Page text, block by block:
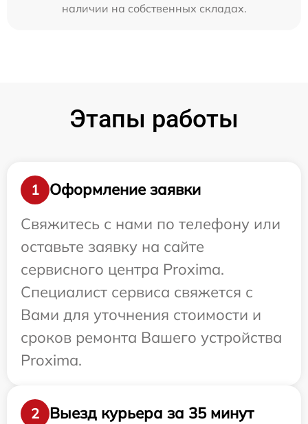
наличии на собственных складах.
Этапы работы
1
Оформление заявки
Свяжитесь с нами по телефону или
оставьте заявку на сайте
сервисного центра Proxima.
Специалист сервиса свяжется с
Вами для уточнения стоимости и
сроков ремонта Вашего устройства
Proxima.
2
Выезд курьера за 35 минут